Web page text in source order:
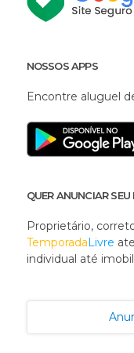
NOSSOS APPS
Encontre aluguel
QUER ANUNCIAR SEU
Proprietário,
TemporadaLivre
individual até